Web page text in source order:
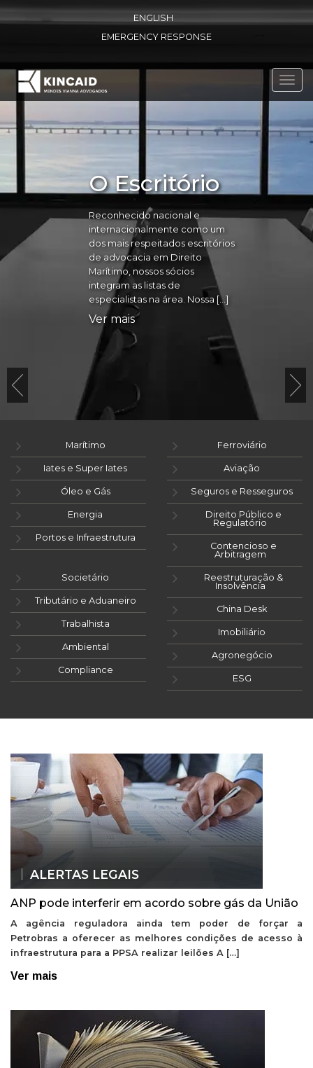
ENGLISH
EMERGENCY RESPONSE
O Escritório
Reconhecido nacional e
internacionalmente como um
dos mais respeitados escritórios
de advocacia em Direito
Marítimo, nossos sócios
integram as listas de
especialistas na área. Nossa […]
Ver mais
Marítimo
Iates e Super Iates
Óleo e Gás
Energia
Portos e Infraestrutura
Ferroviário
Aviação
Seguros e Resseguros
Direito Público e
Regulatório
Contencioso e
Arbitragem
Societário
Tributário e Aduaneiro
Trabalhista
Ambiental
Compliance
Reestruturação &
Insolvência
China Desk
Imobiliário
Agronegócio
ESG
ALERTAS LEGAIS
ANP pode interferir em acordo sobre gás da União
A agência reguladora ainda tem poder de forçar a
Petrobras a oferecer as melhores condições de acesso à
infraestrutura para a PPSA realizar leilões A […]
Ver mais